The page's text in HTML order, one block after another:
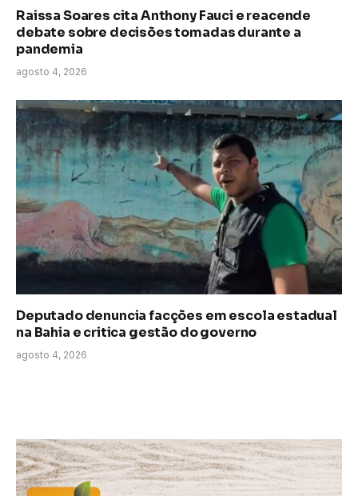
Raissa Soares cita Anthony Fauci e reacende
debate sobre decisões tomadas durante a
pandemia
agosto 4, 2026
Deputado denuncia facções em escola estadual
na Bahia e critica gestão do governo
agosto 4, 2026